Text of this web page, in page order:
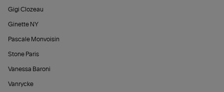
Gigi Clozeau
Ginette NY
Pascale Monvoisin
Stone Paris
Vanessa Baroni
Vanrycke